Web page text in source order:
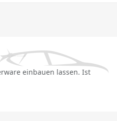
einbauen lassen. Ist